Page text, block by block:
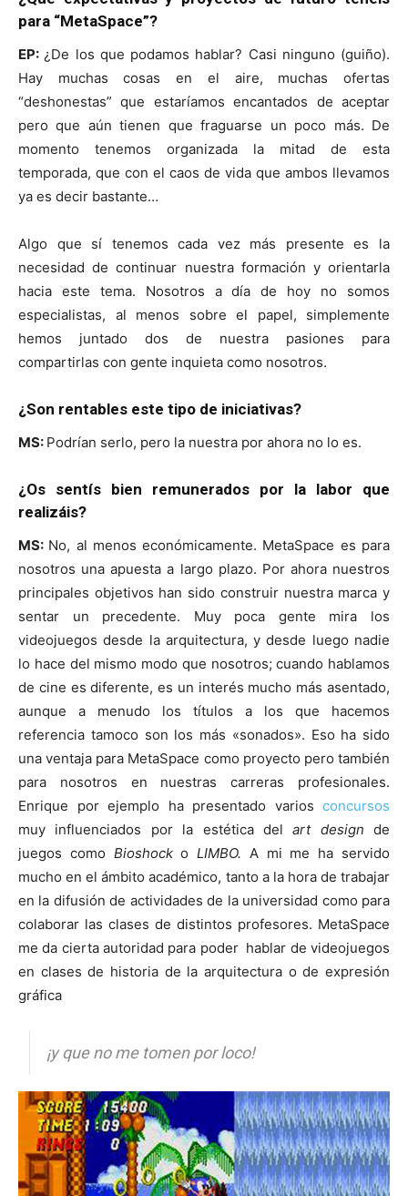
para “MetaSpace”?
EP: ¿De los que podamos hablar? Casi ninguno (guiño).
Hay muchas cosas en el aire, muchas ofertas
“deshonestas” que estaríamos encantados de aceptar
pero que aún tienen que fraguarse un poco más. De
momento tenemos organizada la mitad de esta
temporada, que con el caos de vida que ambos llevamos
ya es decir bastante…
Algo que sí tenemos cada vez más presente es la
necesidad de continuar nuestra formación y orientarla
hacia este tema. Nosotros a día de hoy no somos
especialistas, al menos sobre el papel, simplemente
hemos juntado dos de nuestra pasiones para
compartirlas con gente inquieta como nosotros.
¿Son rentables este tipo de iniciativas?
MS: Podrían serlo, pero la nuestra por ahora no lo es.
¿Os sentís bien remunerados por la labor que
realizáis?
MS: No, al menos económicamente. MetaSpace es para
nosotros una apuesta a largo plazo. Por ahora nuestros
principales objetivos han sido construir nuestra marca y
sentar un precedente. Muy poca gente mira los
videojuegos desde la arquitectura, y desde luego nadie
lo hace del mismo modo que nosotros; cuando hablamos
de cine es diferente, es un interés mucho más asentado,
aunque a menudo los títulos a los que hacemos
referencia tamoco son los más «sonados». Eso ha sido
una ventaja para MetaSpace como proyecto pero también
para nosotros en nuestras carreras profesionales.
Enrique por ejemplo ha presentado varios concursos
muy influenciados por la estética delart design de
juegos como BioshockoLIMBO. A mi me ha servido
mucho en el ámbito académico, tanto a la hora de trabajar
en la difusión de actividades de la universidad como para
colaborar las clases de distintos profesores. MetaSpace
me da cierta autoridad para poder hablar de videojuegos
en clases de historia de la arquitectura o de expresión
gráfica
¡y que no me tomen por loco!